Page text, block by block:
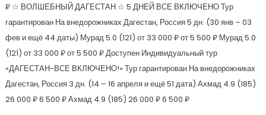
₽ ☆ ВОЛШЕБНЫЙ ДАГЕСТАН ☆ 5 ДНЕЙ ВСЕ ВКЛЮЧЕНО Тур
гарантирован На внедорожниках Дагестан, Россия5 дн. (30 янв – 03
фев и ещё 44 даты) Мурад 5.0 (121) от 33 000 ₽от 5 500 ₽ Мурад 5.0
(121) от 33 000 ₽от 5 500 ₽Доступен Индивидуальный тур
«ДАГЕСТАН-ВСЕ ВКЛЮЧЕНО!» Тур гарантирован На внедорожниках
Дагестан, Россия 3 дн. (14 – 16 апреля и ещё 51 дата) Ахмад 4.9 (185)
26 000 ₽6 500 ₽Ахмад 4.9 (185) 26 000 ₽6 500 ₽